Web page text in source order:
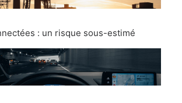
: un risque sous-estimé